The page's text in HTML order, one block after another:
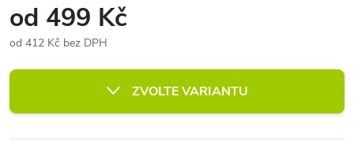
od 499 Kč
od 412 Kč bez DPH
cena:
ZVOLTE VARIANTU